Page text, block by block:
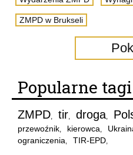
ZMPD w Brukseli
Popularne tagi
ZMPD, tir, droga,
przewoźnik, kierowca,
ograniczenia, TIR-EPD,